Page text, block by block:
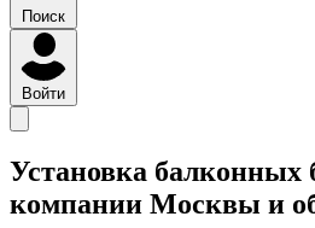
Поиск
Войти
Установка балконных
компании Москвы и